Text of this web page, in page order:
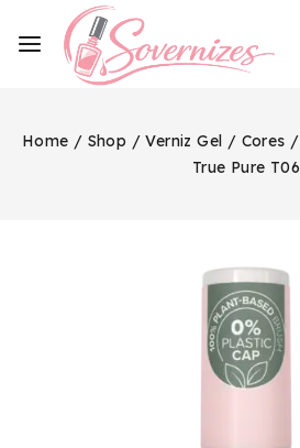
Home / Shop / Verniz Gel / Cores /
True Pure T06